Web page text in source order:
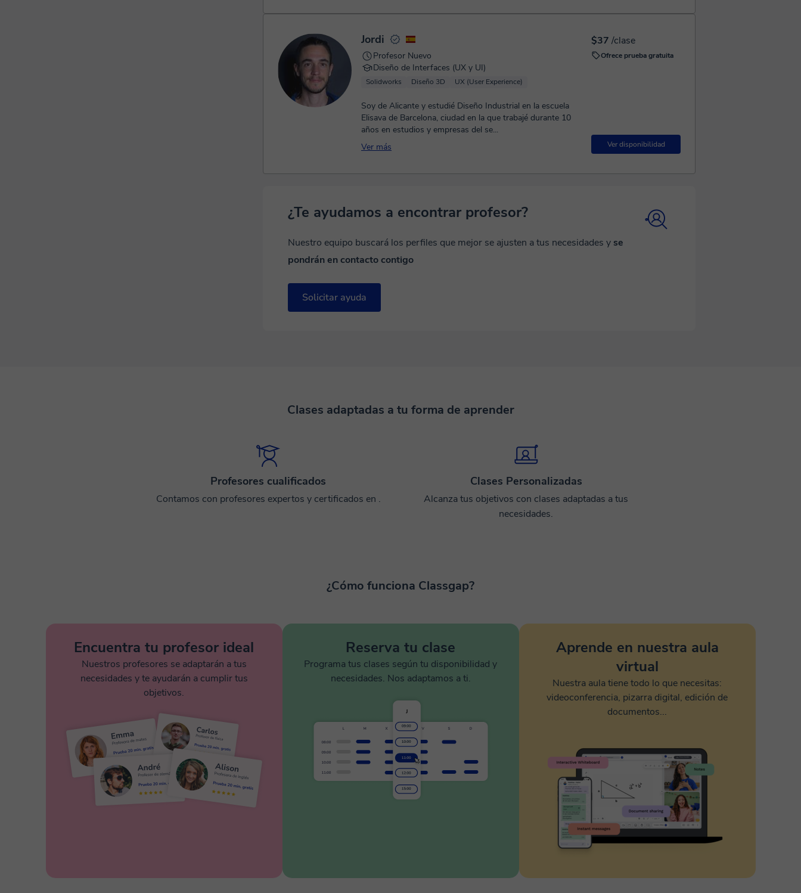
$37 /clase
Ofrece prueba gratuita
Ver disponibilidad
Jordi
Profesor Nuevo
Diseño de Interfaces (UX y UI)
Solidworks Diseño 3D UX (User Experience)
Soy de Alicante y estudié Diseño Industrial en la escuela
Elisava de Barcelona, ciudad en la que trabajé durante 10
años en estudios y empresas del se...
Ver más
¿Te ayudamos a encontrar profesor?
Nuestro equipo buscará los perfiles que mejor se ajusten a tus necesidades y se
pondrán en contacto contigo
Solicitar ayuda
Clases adaptadas a tu forma de aprender
Profesores cualificados
Contamos con profesores expertos y certificados en .
Clases Personalizadas
Alcanza tus objetivos con clases adaptadas a tus
necesidades.
¿Cómo funciona Classgap?
Encuentra tu profesor ideal
Nuestros profesores se adaptarán a tus
necesidades y te ayudarán a cumplir tus
objetivos.
Reserva tu clase
Programa tus clases según tu disponibilidad y
necesidades. Nos adaptamos a ti.
Aprende en nuestra aula
virtual
Nuestra aula tiene todo lo que necesitas:
videoconferencia, pizarra digital, edición de
documentos...